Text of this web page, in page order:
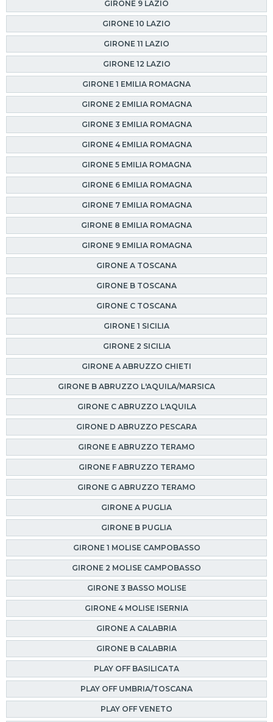
GIRONE 9 LAZIO
GIRONE 10 LAZIO
GIRONE 11 LAZIO
GIRONE 12 LAZIO
GIRONE 1 EMILIA ROMAGNA
GIRONE 2 EMILIA ROMAGNA
GIRONE 3 EMILIA ROMAGNA
GIRONE 4 EMILIA ROMAGNA
GIRONE 5 EMILIA ROMAGNA
GIRONE 6 EMILIA ROMAGNA
GIRONE 7 EMILIA ROMAGNA
GIRONE 8 EMILIA ROMAGNA
GIRONE 9 EMILIA ROMAGNA
GIRONE A TOSCANA
GIRONE B TOSCANA
GIRONE C TOSCANA
GIRONE 1 SICILIA
GIRONE 2 SICILIA
GIRONE A ABRUZZO CHIETI
GIRONE B ABRUZZO L'AQUILA/MARSICA
GIRONE C ABRUZZO L'AQUILA
GIRONE D ABRUZZO PESCARA
GIRONE E ABRUZZO TERAMO
GIRONE F ABRUZZO TERAMO
GIRONE G ABRUZZO TERAMO
GIRONE A PUGLIA
GIRONE B PUGLIA
GIRONE 1 MOLISE CAMPOBASSO
GIRONE 2 MOLISE CAMPOBASSO
GIRONE 3 BASSO MOLISE
GIRONE 4 MOLISE ISERNIA
GIRONE A CALABRIA
GIRONE B CALABRIA
PLAY OFF BASILICATA
PLAY OFF UMBRIA/TOSCANA
PLAY OFF VENETO